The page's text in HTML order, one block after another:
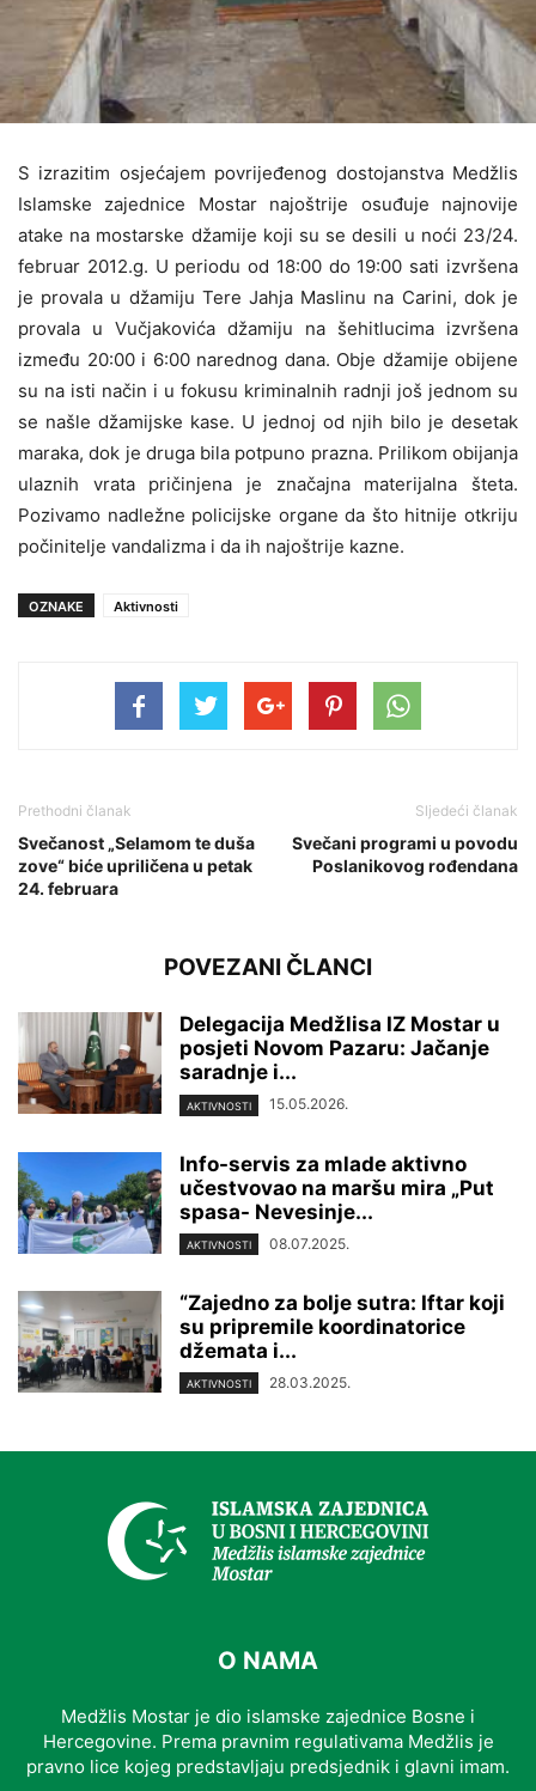
S izrazitim osjećajem povrijeđenog dostojanstva Medžlis
Islamske zajednice Mostar najoštrije osuđuje najnovije
atake na mostarske džamije koji su se desili u noći 23/24.
februar 2012.g. U periodu od 18:00 do 19:00 sati izvršena
je provala u džamiju Tere Jahja Maslinu na Carini, dok je
provala u Vučjakovića džamiju na šehitlucima izvršena
između 20:00 i 6:00 narednog dana. Obje džamije obijene
su na isti način i u fokusu kriminalnih radnji još jednom su
se našle džamijske kase. U jednoj od njih bilo je desetak
maraka, dok je druga bila potpuno prazna. Prilikom obijanja
ulaznih vrata pričinjena je značajna materijalna šteta.
Pozivamo nadležne policijske organe da što hitnije otkriju
počinitelje vandalizma i da ih najoštrije kazne.
OZNAKE Aktivnosti
Prethodni članak
Svečanost „Selamom te duša
zove“ biće upriličena u petak
24. februara
Sljedeći članak
Svečani programi u povodu
Poslanikovog rođendana
POVEZANI ČLANCI
Delegacija Medžlisa IZ Mostar u
posjeti Novom Pazaru: Jačanje
saradnje i...
AKTIVNOSTI 15.05.2026.
Info-servis za mlade aktivno
učestvovao na maršu mira „Put
spasa- Nevesinje...
AKTIVNOSTI 08.07.2025.
“Zajedno za bolje sutra: Iftar koji
su pripremile koordinatorice
džemata i...
AKTIVNOSTI 28.03.2025.
O NAMA
Medžlis Mostar je dio islamske zajednice Bosne i
Hercegovine. Prema pravnim regulativama Medžlis je
pravno lice kojeg predstavljaju predsjednik i glavni imam.